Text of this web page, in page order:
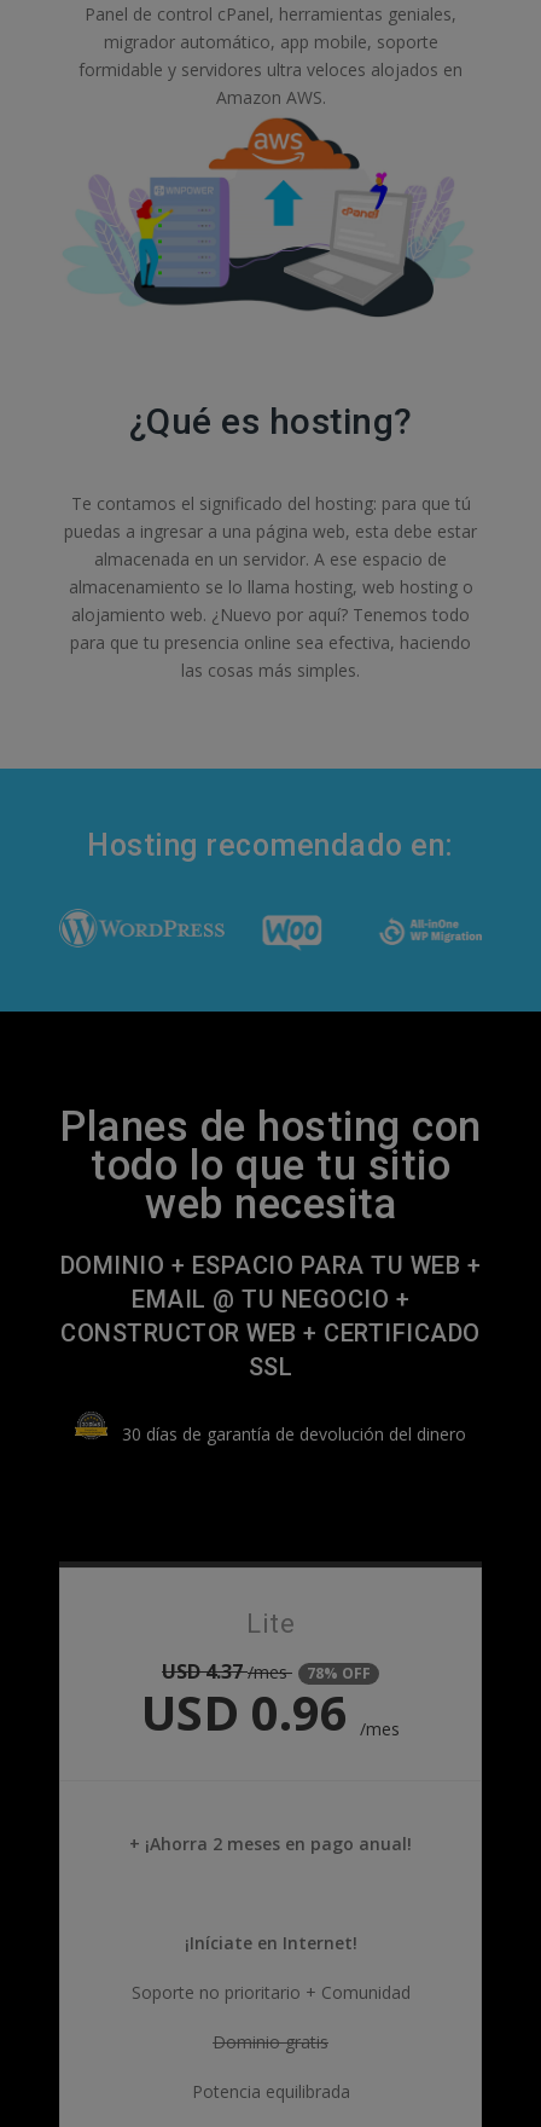
Panel de control cPanel, herramientas geniales,
migrador automático, app mobile, soporte
formidable y servidores ultra veloces alojados en
Amazon AWS.
¿Qué es hosting?
Te contamos el significado del hosting: para que tú
puedas a ingresar a una página web, esta debe estar
almacenada en un servidor. A ese espacio de
almacenamiento se lo llama hosting, web hosting o
alojamiento web. ¿Nuevo por aquí? Tenemos todo
para que tu presencia online sea efectiva, haciendo
las cosas más simples.
Hosting recomendado en:
Planes de hosting con
todo lo que tu sitio
web necesita
DOMINIO + ESPACIO PARA TU WEB +
EMAIL @ TU NEGOCIO +
CONSTRUCTOR WEB + CERTIFICADO
SSL
30 días de garantía de devolución del dinero
Lite
USD4.37 /mes 78% OFF
USD 0.96 /mes
+ ¡Ahorra 2 meses en pago anual!
¡Iníciate en Internet!
Soporte no prioritario + Comunidad
Dominio gratis
Potencia equilibrada